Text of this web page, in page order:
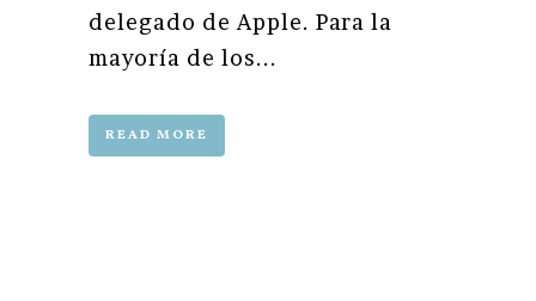
delegado de Apple. Para la
mayoría de los...
READ MORE